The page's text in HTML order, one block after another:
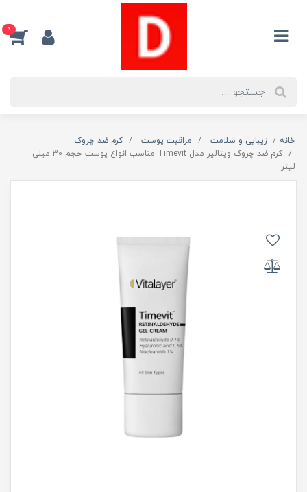
0
خانه زیبایی و سلامت مراقبت پوست
کرم ضد چروک
کرم ضد چروک ویتالیر مدل Timevit مناسب انواع پوست حجم 30 میلی
لیتر